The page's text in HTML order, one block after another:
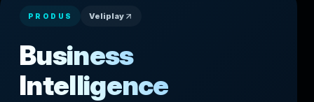
PRODUS Veliplay
Business
Intelligence